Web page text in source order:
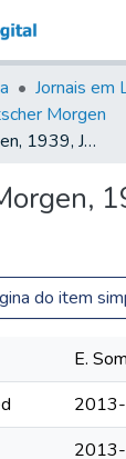
&
Coleções
Tudo na
Biblioteca
Morgen
Deutscher Morgen, 1939, Jahrg. 8, nr. 32
do item
E.